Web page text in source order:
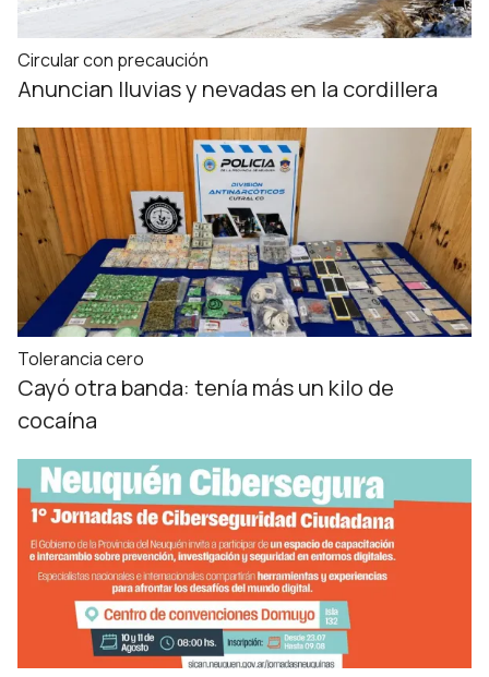
Circular con precaución
Anuncian lluvias y nevadas en la cordillera
Tolerancia cero
Cayó otra banda: tenía más un kilo de
cocaína